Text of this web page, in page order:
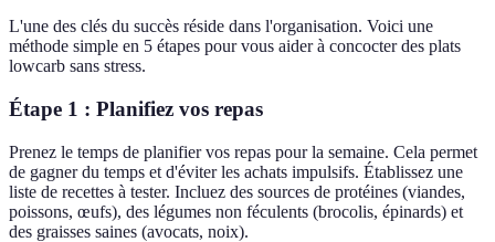
L'une des clés du succès réside dans l'organisation. Voici une
méthode simple en 5 étapes pour vous aider à concocter des plats
lowcarb sans stress.
Étape 1 : Planifiez vos repas
Prenez le temps de planifier vos repas pour la semaine. Cela permet
de gagner du temps et d'éviter les achats impulsifs. Établissez une
liste de recettes à tester. Incluez des sources de protéines (viandes,
poissons, œufs), des légumes non féculents (brocolis, épinards) et
des graisses saines (avocats, noix).